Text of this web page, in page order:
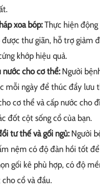
xoa bóp:Thực hiện động
được thư giãn, hỗ trợ giảm
khớp hiệu quả.
nước cho cơ thể:Người
mỗi ngày để thúc đẩy lưu
cơ thể và cấp nước cho
đốt cột sống cổ của bạn.
tư thế và gối ngủ:Người
nệm có độ đàn hồi tốt
gối kê phù hợp, có độ
cổ và đầu.